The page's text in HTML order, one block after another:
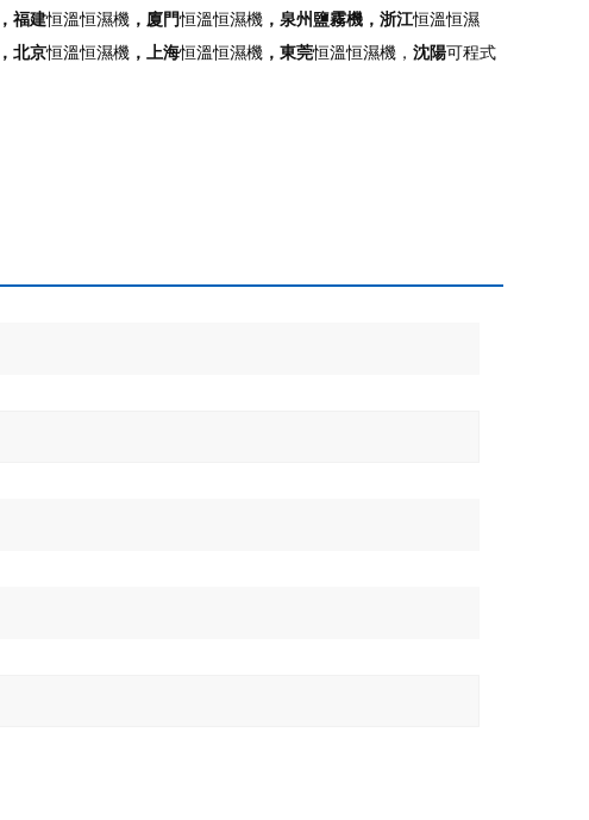
，福建恒溫恒濕機 ，廈門恒溫恒濕機 ，泉州鹽霧機，浙江恒溫恒濕
，北京恒溫恒濕機 ，上海恒溫恒濕機 ，東莞恒溫恒濕機， 沈陽可程式